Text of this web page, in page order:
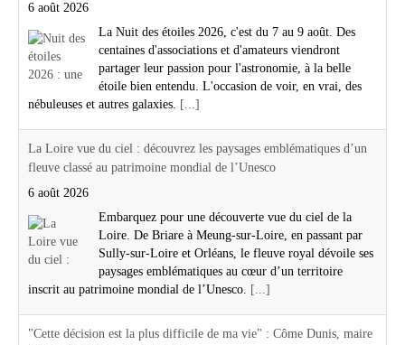
6 août 2026
La Nuit des étoiles 2026, c'est du 7 au 9 août. Des
centaines d'associations et d'amateurs viendront
partager leur passion pour l'astronomie, à la belle
étoile bien entendu. L'occasion de voir, en vrai, des
nébuleuses et autres galaxies. [...]
La Loire vue du ciel : découvrez les paysages emblématiques d’un
fleuve classé au patrimoine mondial de l’Unesco
6 août 2026
Embarquez pour une découverte vue du ciel de la
Loire. De Briare à Meung-sur-Loire, en passant par
Sully-sur-Loire et Orléans, le fleuve royal dévoile ses
paysages emblématiques au cœur d’un territoire
inscrit au patrimoine mondial de l’Unesco. [...]
"Cette décision est la plus difficile de ma vie" : Côme Dunis, maire